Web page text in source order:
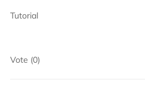
Tutorial
Vote (0)